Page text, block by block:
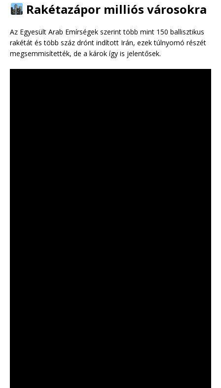
Rakétazápor milliós városokra
Az Egyesült Arab Emírségek szerint több mint 150 ballisztikus
rakétát és több száz drónt indított Irán, ezek túlnyomó részét
megsemmisítették, de a károk így is jelentősek.